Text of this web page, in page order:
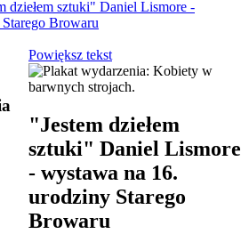
dziełem sztuki" Daniel Lismore -
Browaru
Powiększ tekst
"Jestem dziełem
sztuki" Daniel Lismore
- wystawa na 16.
urodziny Starego
Browaru